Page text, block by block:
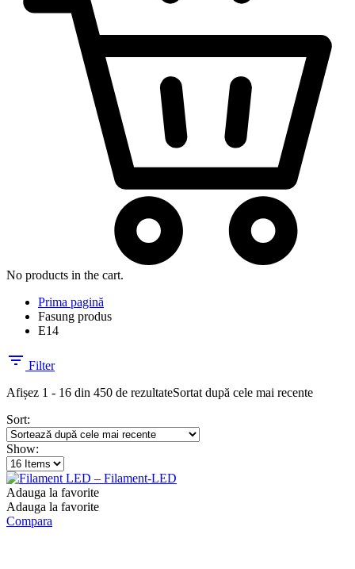
No products in the cart.
Prima pagină
Fasung produs
E14
Filter
Afișez 1 - 16 din 450 de rezultateSortat după cele mai recente
Sort:
Show:
Adauga la favorite
Adauga la favorite
Compara